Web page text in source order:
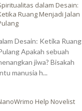
dalam Desain:
Ruang Menjadi Jalan
Desain: Ketika Ruang
Apakah sebuah
jiwa? Bisakah
manusia h...
Help Novelist